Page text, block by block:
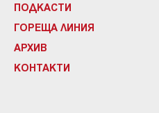
ПОДКАСТИ
ГОРЕЩА ЛИНИЯ
АРХИВ
КОНТАКТИ